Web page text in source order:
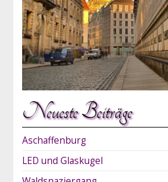
Neueste Beiträge
Aschaffenburg
LED und Glaskugel